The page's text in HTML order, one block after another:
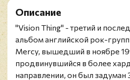
Описание
"Vision Thing" - третий и
альбом английской рок-
Mercy, вышедший в ноябре
продвинувшийся в более
направлении, он был